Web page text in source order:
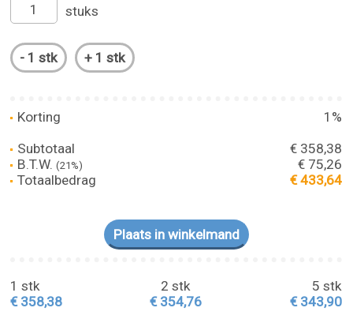
stuks
Korting
1%
Subtotaal
€ 358,38
B.T.W.(21%)
€ 75,26
Totaalbedrag
€ 433,64
1 stk
€ 358,38
2 stk
€ 354,76
5 stk
€ 343,90